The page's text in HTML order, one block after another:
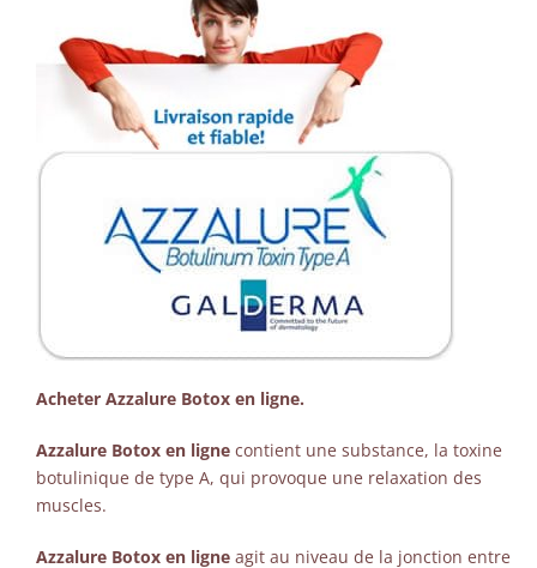
Acheter Azzalure Botox en ligne.
Azzalure Botox en ligne contient une substance, la toxine
botulinique de type A, qui provoque une relaxation des
muscles.
Azzalure Botox en ligne agit au niveau de la jonction entre